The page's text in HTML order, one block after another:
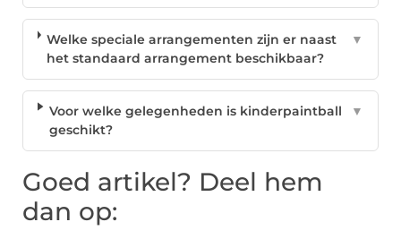
Welke speciale arrangementen zijn er naast
het standaard arrangement beschikbaar?
▼
Voor welke gelegenheden is kinderpaintball
geschikt?
▼
Goed artikel? Deel hem
dan op: